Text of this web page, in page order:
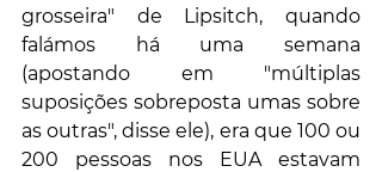
grosseira" de Lipsitch, quando
falámos há uma semana
(apostando em "múltiplas
suposições sobreposta umas sobre
as outras", disse ele), era que 100 ou
200 pessoas nos EUA estavam